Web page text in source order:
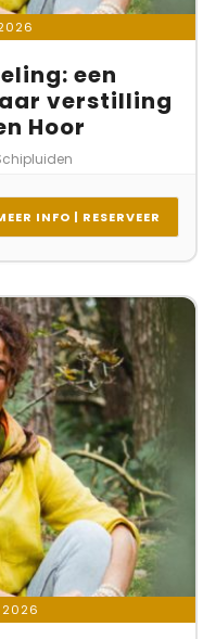
een
verstilling
Hoor
INFO | RESERVEER
2026